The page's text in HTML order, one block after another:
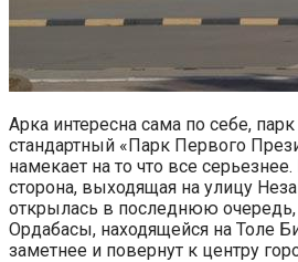
Арка интересна сама по себе,
стандартный «Парк Первого
намекает на то что все
сторона, выходящая на улицу
открылась в последнюю
Ордабасы, находящейся на Толе
заметнее и повернут к центру